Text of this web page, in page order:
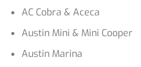
AC Cobra & Aceca
Austin Mini & Mini Cooper
Austin Marina